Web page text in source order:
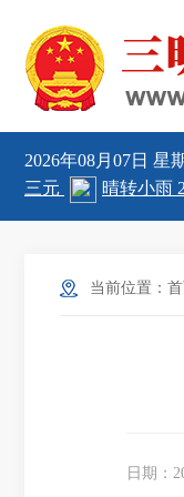
2026年08月07日 星
当前位置： 首
日期：